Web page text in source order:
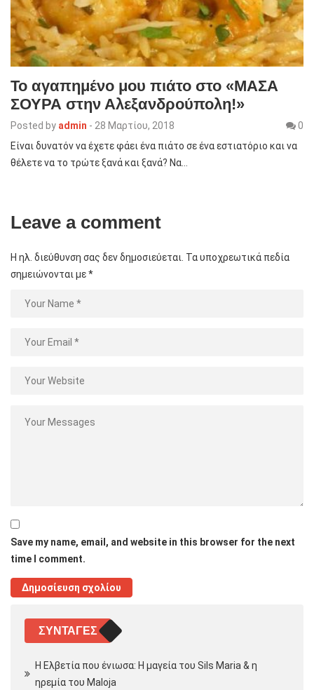
Το αγαπημένο μου πιάτο στο «ΜΑΣΑ
ΣΟΥΡΑ στην Αλεξανδρούπολη!»
Posted by admin - 28 Μαρτίου, 2018
0
Είναι δυνατόν να έχετε φάει ένα πιάτο σε ένα εστιατόριο και να
θέλετε να το τρώτε ξανά και ξανά? Να…
Leave a comment
Η ηλ. διεύθυνση σας δεν δημοσιεύεται. Τα υποχρεωτικά πεδία
σημειώνονται με*
Save my name, email, and website in this browser for the next
time I comment.
ΣΥΝΤΑΓΈΣ
Η Ελβετία που ένιωσα: Η μαγεία του Sils Maria & η
ηρεμία του Maloja